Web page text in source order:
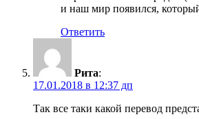
и наш мир появился,
Ответить
Рита:
17.01.2018 в 12:37 дп
Так все таки какой перевод